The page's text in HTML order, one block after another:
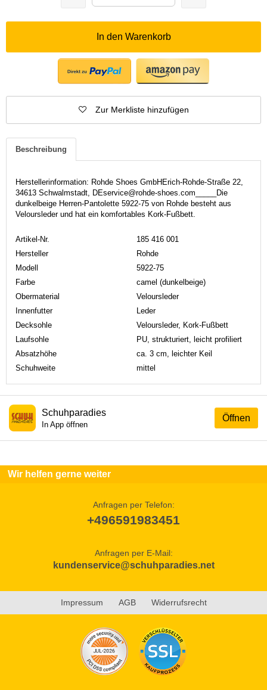
In den Warenkorb
Zur Merkliste hinzufügen
Beschreibung
Herstellerinformation: Rohde Shoes GmbHErich-Rohde-Straße 22,
34613 Schwalmstadt, DEservice@rohde-shoes.com_____Die
dunkelbeige Herren-Pantolette 5922-75 von Rohde besteht aus
Veloursleder und hat ein komfortables Kork-Fußbett.
Artikel-Nr.
185 416 001
Hersteller
Rohde
Modell
5922-75
Farbe
camel (dunkelbeige)
Obermaterial
Veloursleder
Innenfutter
Leder
Decksohle
Veloursleder, Kork-Fußbett
Laufsohle
PU, strukturiert, leicht profiliert
Absatzhöhe
ca. 3 cm, leichter Keil
Schuhweite
mittel
Öffnen
Schuhparadies
In App öffnen
Wir helfen gerne weiter
Anfragen per Telefon:
+496591983451
Anfragen per E-Mail:
kundenservice@schuhparadies.net
Impressum AGB Widerrufsrecht